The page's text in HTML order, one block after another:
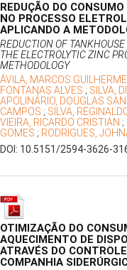
REDUÇÃO DO
NO PROCESSO
APLICANDO A
REDUCTION OF
THE ELECTROLYTIC ZINC
METHODOLOGY
ÁVILA, MARCOS
FONTANAS ALVES ; SILVA,
APOLINÁRIO, DOUGLAS
CAMPOS ; SILVA,
VIEIRA, RICARDO CRISTIAN ;
GOMES ; RODRIGUES,
DOI: 10.5151/2594-3626-
OTIMIZAÇÃO DO
AQUECIMENTO DE
ATRAVÉS DO
COMPANHIA